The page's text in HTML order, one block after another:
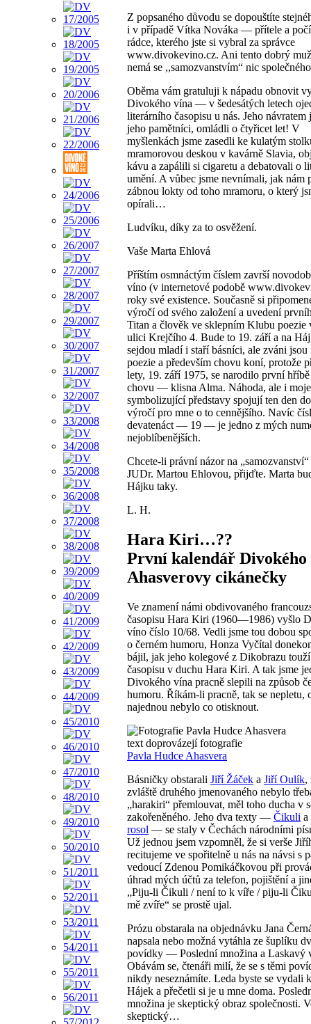
Z popsaného důvodu se dopouštíte
i v případě Vítka Nováka — přítele a
rádce, kterého jste si vybral za správce
www.divokevino.cz. Ani tento dobrý
nemá se ,,samozvanstvím“ nic
Oběma vám gratuluji k nápadu obnovit
Divokého vína — v šedesátých letech
literárního časopisu u nás. Jeho návratem
jeho pamětníci, omládli o čtyřicet let! V
myšlenkách jsme zasedli ke kulatým
mramorovou deskou v kavárně Slavia,
kávu a zapálili si cigaretu a debatovali o
umění. A vůbec jsme nevnímali, jak nám
zábnou lokty od toho mramoru, o který
opírali…
Ludvíku, díky za to osvěžení.
Vaše Marta Ehlová
Příštím osmnáctým číslem završí
víno (v internetové podobě
roky své existence. Současně si
výročí od svého založení a uvedení
Titan a člověk ve sklepním Klubu poezie
ulici Krejčího 4. Bude to 19. září a na
sejdou mladí i staří básníci, ale zváni
poezie a především chovu koní, protože
lety, 19. září 1975, se narodilo první
chovu — klisna Alma. Náhoda, ale i
symbolizující představy spojují ten den
výročí pro mne o to cennějšího. Navíc
devatenáct — 19 — je jedno z mých
nejoblíbenějších.
Chcete-li právní názor na
JUDr. Martou Ehlovou, přijďte. Marta
Hájku taky.
L. H.
Hara Kiri…??
První kalendář Divokého
Ahasverovy cikánečky
Ve znamení námi obdivovaného
časopisu Hara Kiri (1960—1986) vyšlo
víno číslo 10/68. Vedli jsme tou dobou
o černém humoru, Honza Vyčítal
bájil, jak jeho kolegové z Dikobrazu
časopisu v duchu Hara Kiri. A tak jsme
Divokého vína pracně slepili na způsob
humoru. Říkám-li pracně, tak se nepletu,
najednou nebylo co otisknout.
text doprovázejí fotografie
Pavla Hudce Ahasvera
Básničky obstarali Jiří Žáček a Jiří Oulík,
zvláště druhého jmenovaného nebylo
„harakiri“ přemlouvat, měl toho ducha v
zakořeněného. Jeho dva texty — Čikuli a
rosol — se staly v Čechách národními
Už jednou jsem vzpomněl, že si verše
recitujeme ve spořitelně u nás na návsi s
vedoucí Zdenou Pomikáčkovou při
úhrad mých účtů za telefon, pojištění a
„Piju-li Čikuli / není to k víře / piju-li
mě zvíře“ se prostě ujal.
Prózu obstarala na objednávku Jana
napsala nebo možná vytáhla ze šuplíku
povídky — Poslední množina a Laskavý
Obávám se, čtenáři milí, že se s těmi
nikdy neseznámíte. Leda byste se vydali
Hájek a přečetli si je u mne doma.
množina je skeptický obraz společnosti.
skeptický…